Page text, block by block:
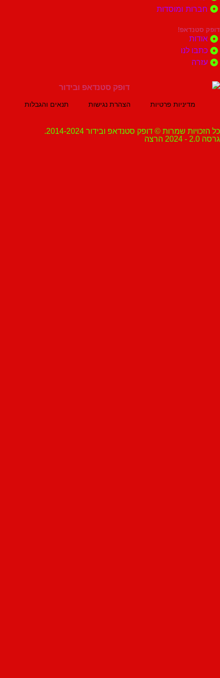
ומוסדות
לנו
מדיניות פרטיות הצהרת נגישות תנאים והגבלות
שמרות © דופק סטנדאפ ובידור 2014-2024.